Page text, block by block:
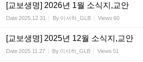
[교보생명] 2026년 1월 소식지,교안
Date2025.12.31 By 이서하_GLB Views 60
[교보생명] 2025년 12월 소식지,교안
Date2025.11.27 By 이서하_GLB Views 51